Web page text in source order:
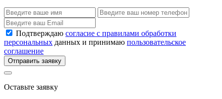
Подтверждаю согласие с правилами обработки
персональных данных и принимаю пользовательское
соглашение
Отправить заявку
Оставьте заявку